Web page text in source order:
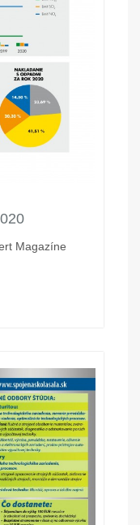
Magazíne